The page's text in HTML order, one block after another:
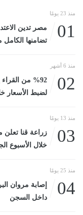
منذ 23 يومًا
01
مصر تدين
تضامنها الكامل
منذ 6 أشهر
02
%92 من
لضبط الأسعار
منذ 13 يومًا
03
زراعة قنا تعلن
خلال الأسبوع الجارياليوم
منذ 25 يومًا
04
إصابة مروان
داخل السجن